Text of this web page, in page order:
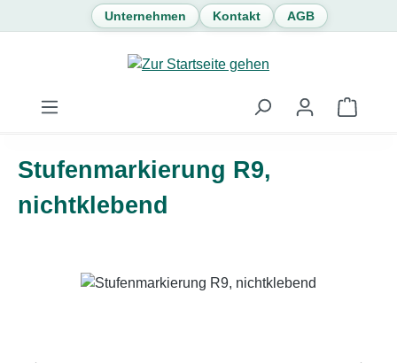
Zum Hauptinhalt springen
Unternehmen Kontakt AGB
Stufenmarkierung R9,
nichtklebend
Bildergalerie überspringen